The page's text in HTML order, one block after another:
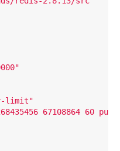
limit"
67108864 60